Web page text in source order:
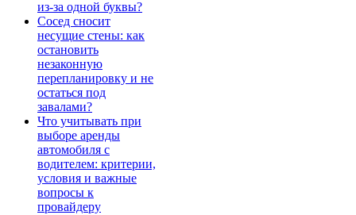
из-за одной буквы?
Сосед сносит
несущие стены: как
остановить
незаконную
перепланировку и не
остаться под
завалами?
Что учитывать при
выборе аренды
автомобиля с
водителем: критерии,
условия и важные
вопросы к
провайдеру